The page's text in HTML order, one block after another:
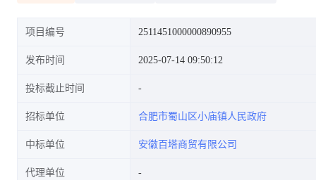
项目编号 2511451000000890955
发布时间 2025-07-14 09:50:12
投标截止时间
招标单位 合肥市蜀山区小庙镇人民政府
中标单位 安徽百塔商贸有限公司
代理单位